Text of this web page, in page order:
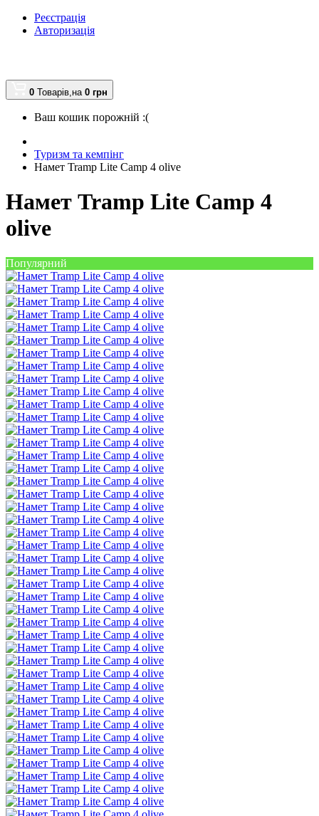
Реєстрація
Авторизація
0 Товарів,на 0 грн
Ваш кошик порожній :(
Туризм та кемпінг
Намет Tramp Lite Camp 4 olive
Намет Tramp Lite Camp 4
olive
Популярний